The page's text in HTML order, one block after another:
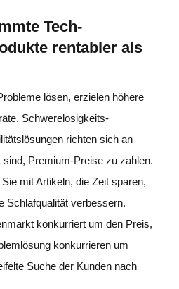
Tech-
rentabler als
lösen, erzielen höhere
Schwerelosigkeits-
richten sich an
Premium-Preise zu zahlen.
mit Artikeln, die Zeit sparen,
Schlafqualität verbessern.
konkurriert um den Preis,
konkurrieren um
Suche der Kunden nach